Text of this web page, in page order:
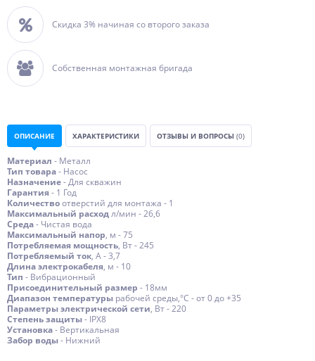
Скидка 3% начиная со второго заказа
Собственная монтажная бригада
ОПИСАНИЕ ХАРАКТЕРИСТИКИ ОТЗЫВЫ И ВОПРОСЫ (0)
Материал - Металл
Тип товара- Насос
Назначение- Для скважин
Гарантия- 1 Год
Количествоотверстий для монтажа - 1
Максимальный расходл/мин - 26,6
Среда- Чистая вода
Максимальный напор, м - 75
Потребляемая мощность, Вт - 245
Потребляемый ток, А - 3,7
Длина электрокабеля, м - 10
Тип - Вибрационный
Присоединительный размер - 18мм
Диапазон температуры рабочей среды,°C - от 0 до +35
Параметры электрической сети, Вт - 220
Степень защиты- IPX8
Установка- Вертикальная
Забор воды- Нижний